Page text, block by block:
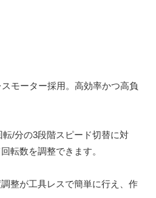
モーター採用。高効率かつ高負
転/分の3段階スピード切替に対
転数を調整できます。
整が工具レスで簡単に行え、作